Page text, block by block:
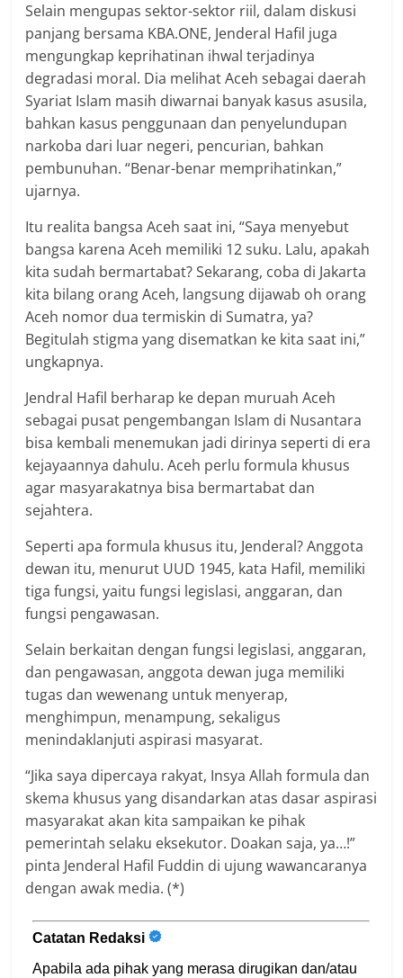
Selain mengupas sektor-sektor riil, dalam diskusi
panjang bersama KBA.ONE, Jenderal Hafil juga
mengungkap keprihatinan ihwal terjadinya
degradasi moral. Dia melihat Aceh sebagai daerah
Syariat Islam masih diwarnai banyak kasus asusila,
bahkan kasus penggunaan dan penyelundupan
narkoba dari luar negeri, pencurian, bahkan
pembunuhan. “Benar-benar memprihatinkan,”
ujarnya.
Itu realita bangsa Aceh saat ini, “Saya menyebut
bangsa karena Aceh memiliki 12 suku. Lalu, apakah
kita sudah bermartabat? Sekarang, coba di Jakarta
kita bilang orang Aceh, langsung dijawab oh orang
Aceh nomor dua termiskin di Sumatra, ya?
Begitulah stigma yang disematkan ke kita saat ini,”
ungkapnya.
Jendral Hafil berharap ke depan muruah Aceh
sebagai pusat pengembangan Islam di Nusantara
bisa kembali menemukan jadi dirinya seperti di era
kejayaannya dahulu. Aceh perlu formula khusus
agar masyarakatnya bisa bermartabat dan
sejahtera.
Seperti apa formula khusus itu, Jenderal? Anggota
dewan itu, menurut UUD 1945, kata Hafil, memiliki
tiga fungsi, yaitu fungsi legislasi, anggaran, dan
fungsi pengawasan.
Selain berkaitan dengan fungsi legislasi, anggaran,
dan pengawasan, anggota dewan juga memiliki
tugas dan wewenang untuk menyerap,
menghimpun, menampung, sekaligus
menindaklanjuti aspirasi masyarat.
“Jika saya dipercaya rakyat, Insya Allah formula dan
skema khusus yang disandarkan atas dasar aspirasi
masyarakat akan kita sampaikan ke pihak
pemerintah selaku eksekutor. Doakan saja, ya…!”
pinta Jenderal Hafil Fuddin di ujung wawancaranya
dengan awak media. (*)